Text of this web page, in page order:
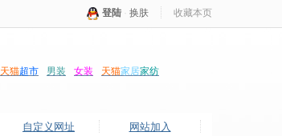
登陆 换肤 收藏本页
天猫超市 男装 女装 天猫家居家纺
网站加入
自定义网址